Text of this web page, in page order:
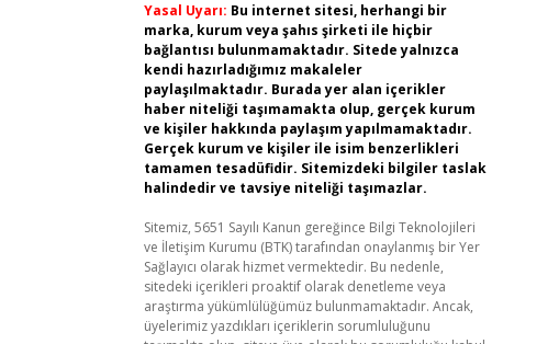
Yasal Uyarı: Bu internet sitesi, herhangi bir
marka, kurum veya şahıs şirketi ile hiçbir
bağlantısı bulunmamaktadır. Sitede yalnızca
kendi hazırladığımız makaleler
paylaşılmaktadır. Burada yer alan içerikler
haber niteliği taşımamakta olup, gerçek kurum
ve kişiler hakkında paylaşım yapılmamaktadır.
Gerçek kurum ve kişiler ile isim benzerlikleri
tamamen tesadüfidir. Sitemizdeki bilgiler taslak
halindedir ve tavsiye niteliği taşımazlar.
Sitemiz, 5651 Sayılı Kanun gereğince Bilgi Teknolojileri
ve İletişim Kurumu (BTK) tarafından onaylanmış bir Yer
Sağlayıcı olarak hizmet vermektedir. Bu nedenle,
sitedeki içerikleri proaktif olarak denetleme veya
araştırma yükümlülüğümüz bulunmamaktadır. Ancak,
üyelerimiz yazdıkları içeriklerin sorumluluğunu